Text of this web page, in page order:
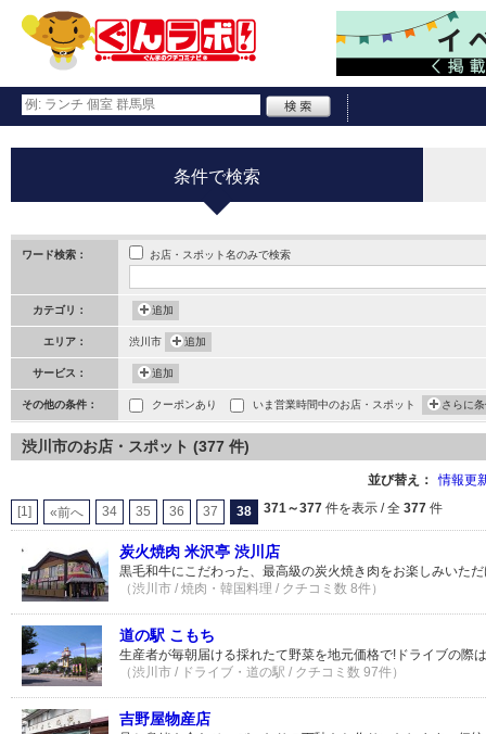
条件で検索
ワード検索： お店・スポット名のみで検索
カテゴリ： 追加
エリア： 渋川市 追加
サービス： 追加
その他の条件： クーポンあり いま営業時間中のお店・スポット さらに
渋川市のお店・スポット (377 件)
並び替え： 情報更
[1] «前へ 34 35 36 37 38 371～377 件を表示 / 全 377 件
炭火焼肉 米沢亭 渋川店
黒毛和牛にこだわった、最高級の炭火焼き肉をお楽しみいた
（渋川市 / 焼肉・韓国料理 / クチコミ数 8件）
道の駅 こもち
生産者が毎朝届ける採れたて野菜を地元価格で!ドライブの際
（渋川市 / ドライブ・道の駅 / クチコミ数 97件）
吉野屋物産店